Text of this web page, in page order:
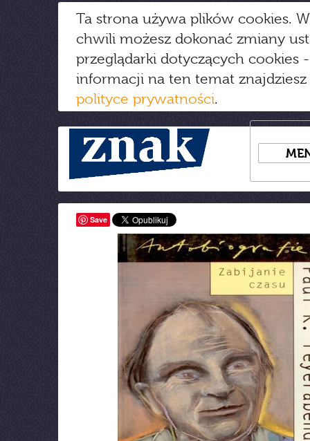
Ta strona używa plików cookies.
chwili możesz dokonać zmiany
przeglądarki dotyczących cookies
informacji na ten temat
polityce prywatności.
Save